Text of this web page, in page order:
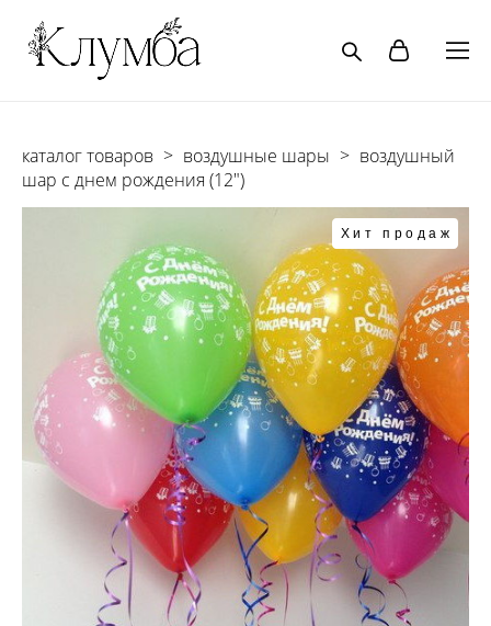
каталог товаров > воздушные шары > воздушный
шар с днем рождения (12")
Хит продаж